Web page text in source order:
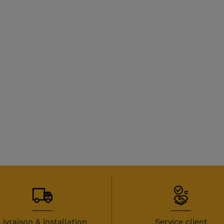
& installation Service client